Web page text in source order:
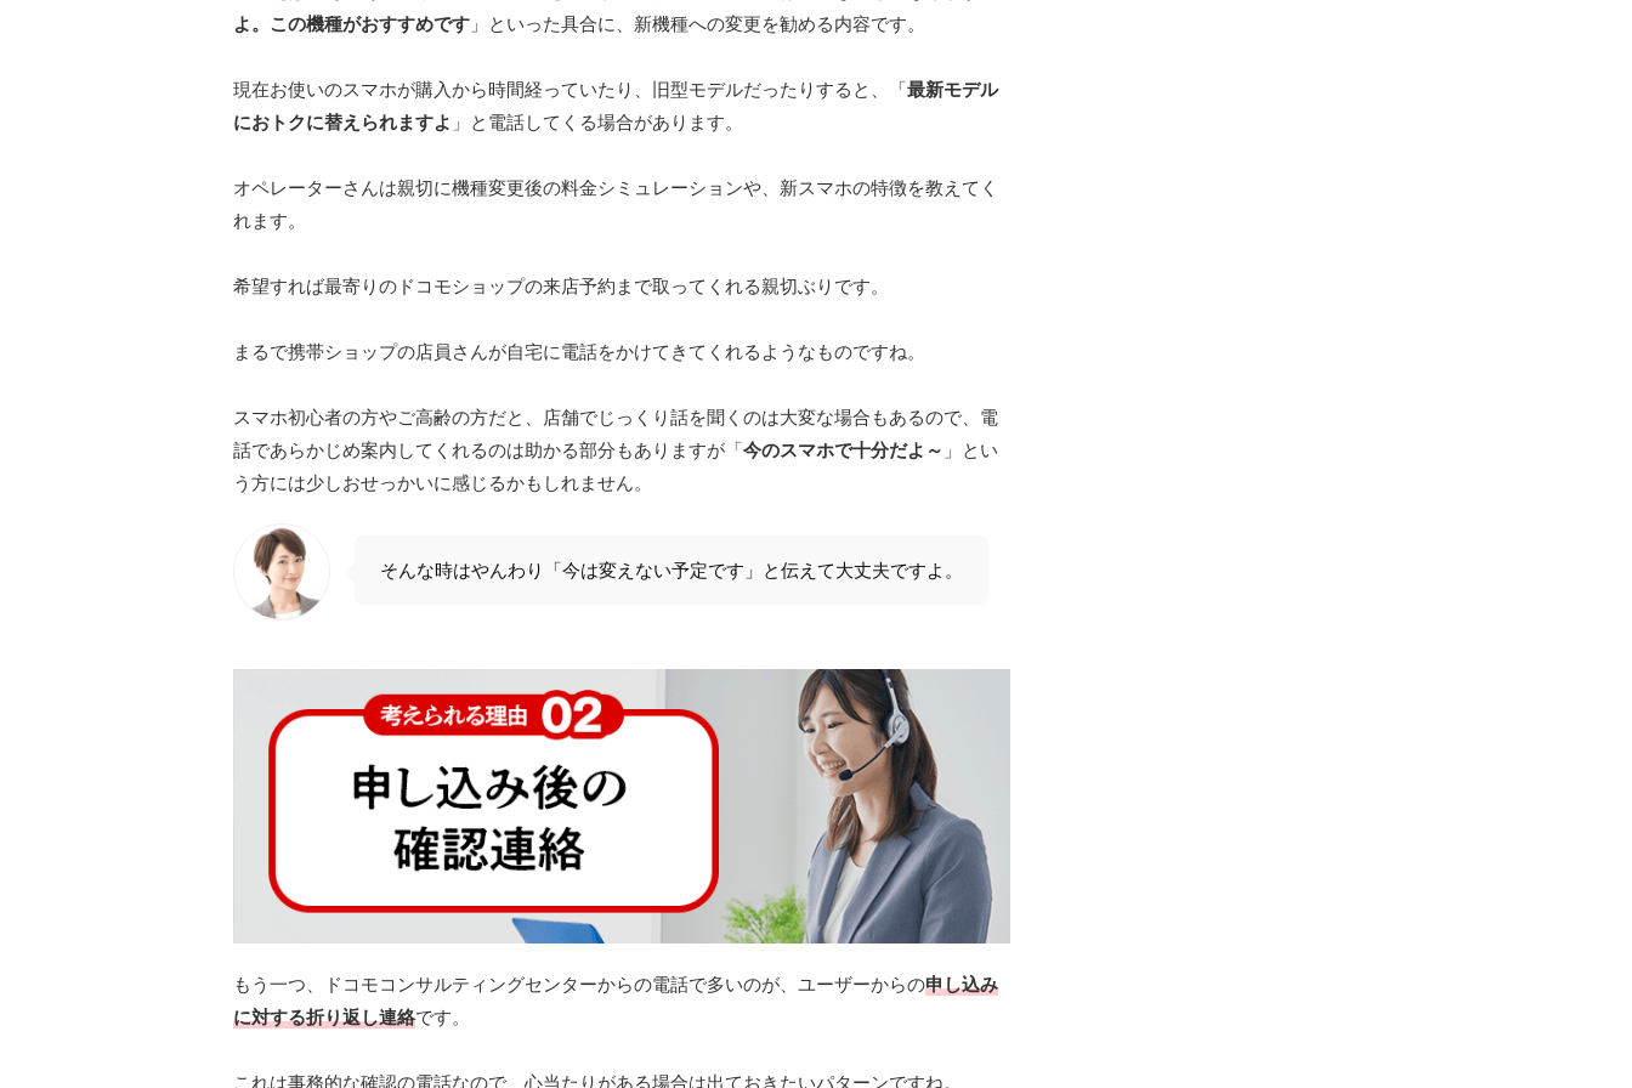
よ。この機種がおすすめです 」といった具合に、新機種への変更を勧める内容です。
​ 現在お使いのスマホが購入から時間経っていたり、旧型モデルだったりすると、「最新モデル
におトクに替えられますよ 」と電話してくる場合があります。
​ オペレーターさんは親切に機種変更後の料金シミュレーションや、新スマホの特徴を教えてく
れます。
​ 希望すれば最寄りのドコモショップの来店予約まで取ってくれる親切ぶりです。
​ まるで携帯ショップの店員さんが自宅に電話をかけてきてくれるようなものですね。
​ スマホ初心者の方やご高齢の方だと、店舗でじっくり話を聞くのは大変な場合もあるので、電
話であらかじめ案内してくれるのは助かる部分もありますが「今のスマホで十分だよ～ 」とい
う方には少しおせっかいに感じるかもしれません。
そんな時はやんわり「今は変えない予定です」と伝えて大丈夫ですよ。
もう一つ、ドコモコンサルティングセンターからの電話で多いのが、ユーザーからの申し込み
に対する折り返し連絡です。
​ これは事務的な確認の電話なので、心当たりがある場合は出ておきたいパターンですね。